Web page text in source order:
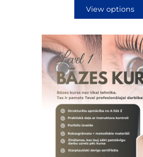
View options